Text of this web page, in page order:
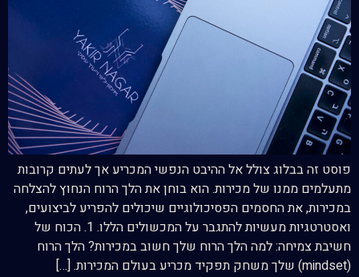
פוסט זה בבלוג צולל אל ההיבט הנפשי המכריע אך לעתים קרובות
מתעלמים ממנו של מכירות. הוא בוחן את הלך הרוח הנחוץ להצלחה
במכירות, את החסמים הפסיכולוגיים שיכולים להפריע לביצועים,
ואסטרטגיות מעשיות להתגבר על המכשולים הללו. 1. הכוח של
חשיבת צמיחה: למה הלך הרוח שלך חשוב במכירות? הלך הרוח
(mindset) שלך משחק תפקיד מכריע בעולם המכירות. […]